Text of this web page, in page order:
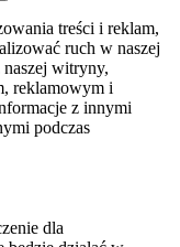
treści i reklam,
ruch w naszej
witryny,
reklamowym i
z innymi
podczas
dla